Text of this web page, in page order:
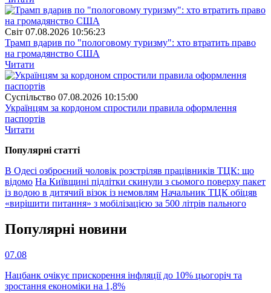
Свiт 07.08.2026 10:56:23
Трамп вдарив по "пологовому туризму": хто втратить право
на громадянство США
Читати
Суспiльство 07.08.2026 10:15:00
Українцям за кордоном спростили правила оформлення
паспортів
Читати
Популярнi статтi
В Одесі озброєний чоловік розстріляв працівників ТЦК: що
відомо На Київщині підлітки скинули з сьомого поверху пакет
із водою в дитячий візок із немовлям Начальник ТЦК обіцяв
«вирішити питання» з мобілізацією за 500 літрів пального
Популярнi новини
07.08
Нацбанк очікує прискорення інфляції до 10% цьогоріч та
зростання економіки на 1,8%